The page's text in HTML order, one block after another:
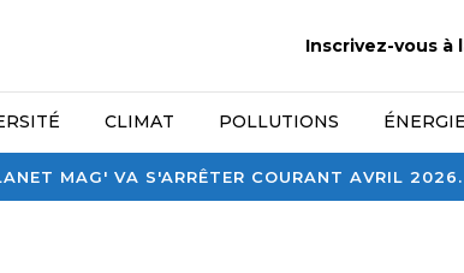
MAG' VA S'ARRÊTER COURANT AVRIL
Inscrivez-vous à
CLIMAT POLLUTIONS